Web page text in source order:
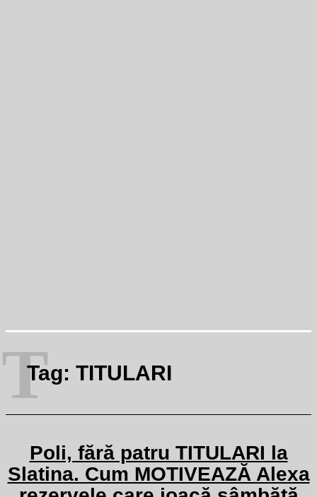
Tag: TITULARI
T
Poli, fără patru TITULARI la
Slatina. Cum MOTIVEAZĂ Alexa